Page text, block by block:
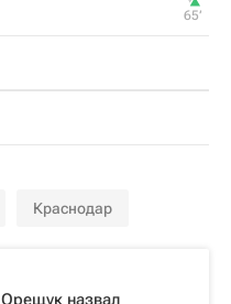
65‎’‎
Краснодар
Орещук назвал